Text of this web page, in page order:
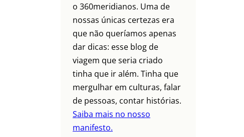
o 360meridianos. Uma de
nossas únicas certezas era
que não queríamos apenas
dar dicas: esse blog de
viagem que seria criado
tinha que ir além. Tinha que
mergulhar em culturas, falar
de pessoas, contar histórias.
Saiba mais no nosso
manifesto.